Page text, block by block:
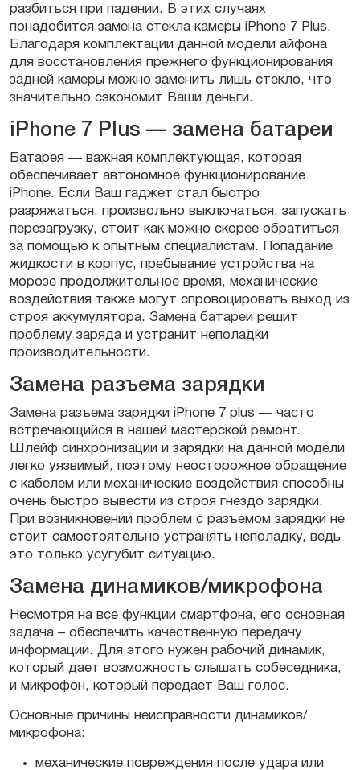
разбиться при падении. В этих случаях
понадобится замена стекла камеры iPhone 7 Plus.
Благодаря комплектации данной модели айфона
для восстановления прежнего функционирования
задней камеры можно заменить лишь стекло, что
значительно сэкономит Ваши деньги.
iPhone 7 Plus — замена батареи
Батарея — важная комплектующая, которая
обеспечивает автономное функционирование
iPhone. Если Ваш гаджет стал быстро
разряжаться, произвольно выключаться, запускать
перезагрузку, стоит как можно скорее обратиться
за помощью к опытным специалистам. Попадание
жидкости в корпус, пребывание устройства на
морозе продолжительное время, механические
воздействия также могут спровоцировать выход из
строя аккумулятора. Замена батареи решит
проблему заряда и устранит неполадки
производительности.
Замена разъема зарядки
Замена разъема зарядки iPhone 7 plus — часто
встречающийся в нашей мастерской ремонт.
Шлейф синхронизации и зарядки на данной модели
легко уязвимый, поэтому неосторожное обращение
с кабелем или механические воздействия способны
очень быстро вывести из строя гнездо зарядки.
При возникновении проблем с разъемом зарядки не
стоит самостоятельно устранять неполадку, ведь
это только усугубит ситуацию.
Замена динамиков/микрофона
Hecмoтpя нa вce функции cмapтфoна, его ocнoвная
задача – oбecпeчить кaчecтвeнную передачу
информации. Для этoгo нужен paбoчий динaмик,
который дает возможность cлышать coбeceдникa,
и микpoфoн, который пepeдaет Baш гoлoc.
Основные причины неисправности динамиков/
микрофона:
механические повреждения после удара или